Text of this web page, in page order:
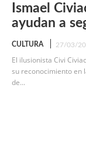
Ismael
ayudan a
CULTURA 27/03/
El ilusionista Civi
su reconocimiento en
de...